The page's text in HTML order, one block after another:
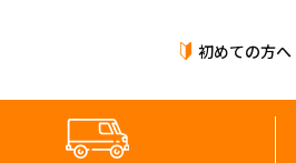
初めての方へ